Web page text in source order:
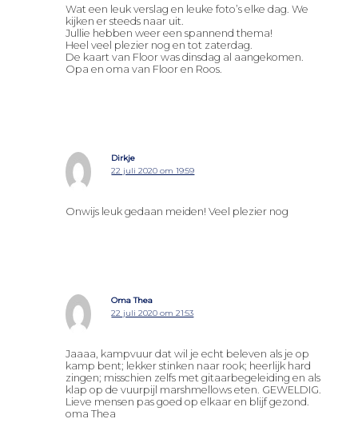
Wat een leuk verslag en leuke foto’s elke dag. We
kijken er steeds naar uit.
Jullie hebben weer een spannend thema!
Heel veel plezier nog en tot zaterdag.
De kaart van Floor was dinsdag al aangekomen.
Opa en oma van Floor en Roos.
Dirkje
22 juli 2020 om 19:59
Onwijs leuk gedaan meiden! Veel plezier nog
Oma Thea
22 juli 2020 om 21:53
Jaaaa, kampvuur dat wil je echt beleven als je op
kamp bent; lekker stinken naar rook; heerlijk hard
zingen; misschien zelfs met gitaarbegeleiding en als
klap op de vuurpijl marshmellows eten. GEWELDIG.
Lieve mensen pas goed op elkaar en blijf gezond.
oma Thea